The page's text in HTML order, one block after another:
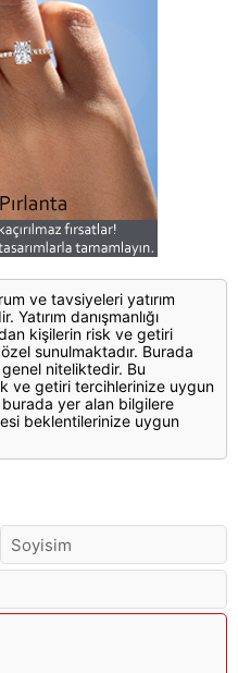
ve tavsiyeleri yatırım
Yatırım danışmanlığı
kişilerin risk ve getiri
sunulmaktadır. Burada
niteliktedir. Bu
ve getiri tercihlerinize uygun
yer alan bilgilere
beklentilerinize uygun